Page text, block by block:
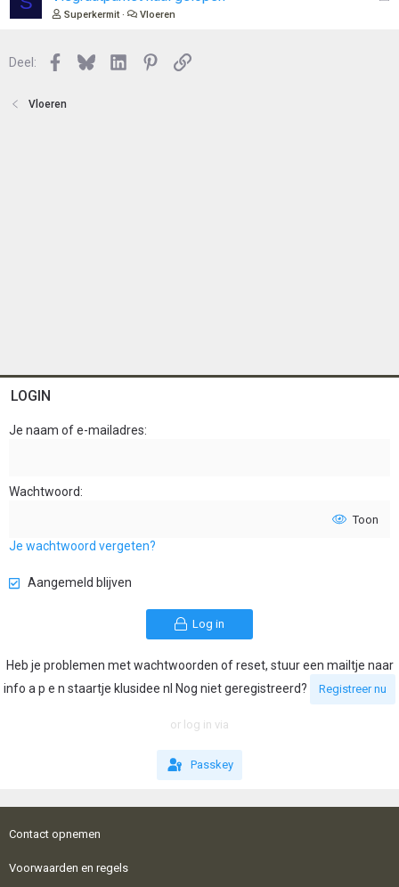
n
Superkermit Vloeren
Deel: Facebook
BlueskyLinkedInPinterest
Link
Vloeren
LOGIN
Je naam of e-mailadres
Wachtwoord
Toon
Je wachtwoord vergeten?
Aangemeld blijven
Log in
Heb je problemen met wachtwoorden of reset, stuur een mailtje naar
info a p e n staartje klusidee nl Nog niet geregistreerd?
Registreer nu
or log in via
Passkey
Contact opnemen
Voorwaarden en regels